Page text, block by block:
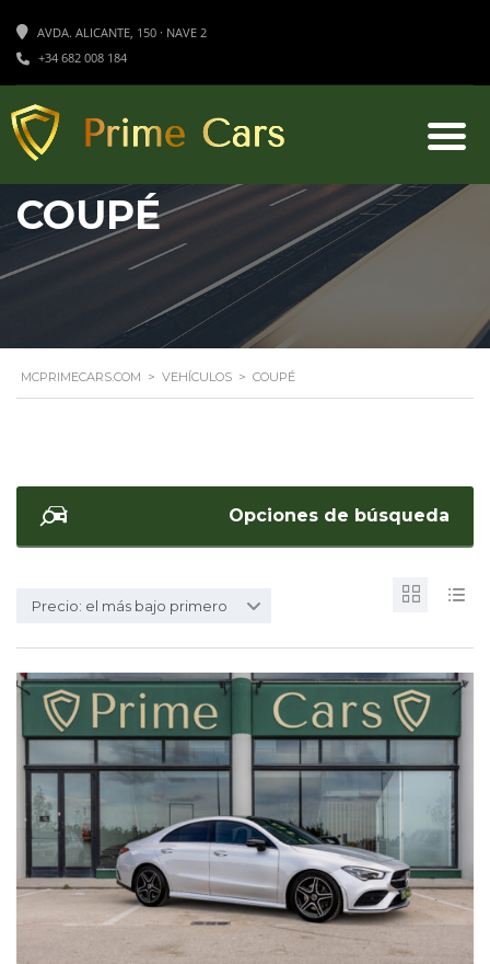
AVDA. ALICANTE, 150 · NAVE 2
+34 682 008 184
COUPÉ
MCPRIMECARS.COM > VEHÍCULOS > COUPÉ
Opciones de búsqueda
Precio: el más bajo primero